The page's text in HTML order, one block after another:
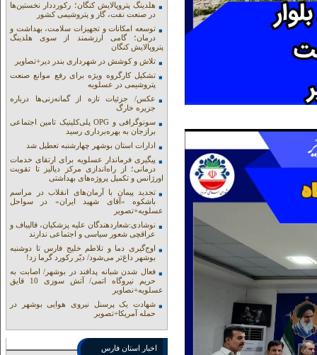
هلدینگ پتروپالایش کنگان؛ رکورددار نخستین‌ها
در صنعت نفت، گاز و پتروشیمی کشور
توسعه امکانات و تجهیزات سلامت، بهداشت و
درمان؛ گامی ارزشمند از سوی هلدینگ
پتروپالایش کنگان
تلاش و کوشش در شهرداری بندر دیر+تصاویر
تشکیل کارگروه ویژه برای رفع موانع صنعت
پتروشیمی در عسلویه
عکس/ جزئیات تازه از گمانه‌زنی‌ها درباره
جزیره خارگ
سونوگرافی و OPG پلی‌کلینیک تامین اجتماعی
برازجان به بهره‌برداری رسید
ادارات استان بوشهر چهارشنبه تعطیل شد
پیگیری فرماندار عسلویه برای ارتقای خدمات
درمانی؛ از راه‌اندازی مرکز دیالیز تا تقویت
اورژانس و تکمیل پروژه‌های بهداشتی
تجدید پیمان با آرمان‌های انقلاب در مراسم
باشکوه «آقای شهید ایران» در سواحل
عسلویه+تصویر
نوشادی:شعاردهندگان علیه پزشکیان، قالیباف و
عراقچی شعور سیاسی و اجتماعی ندارند
اوج‌گیری دما و تلاطم خلیج فارس تا دوشنبه
بوشهر داغ‌تر می‌شود/ دیّر رکورد گرما زد!
فعال شدن شبانه پدافند در بوشهر/ اصابت به
حریم نیروگاه اتمی/ آتش سوزی 10 قایق
عسلویه+نصاویر
شهادت یک پرسنل نیروی هوایی بوشهر در
حمله آمریکا+تصویر
اخبار استان فارس